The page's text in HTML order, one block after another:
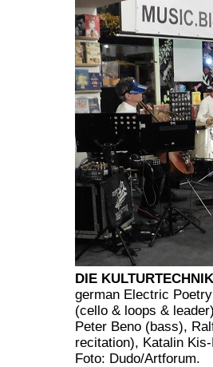
DIE
german Electric
(cello & loops &
Peter Beno (bass),
recitation), Katalin
Foto: Dudo/Artforum.